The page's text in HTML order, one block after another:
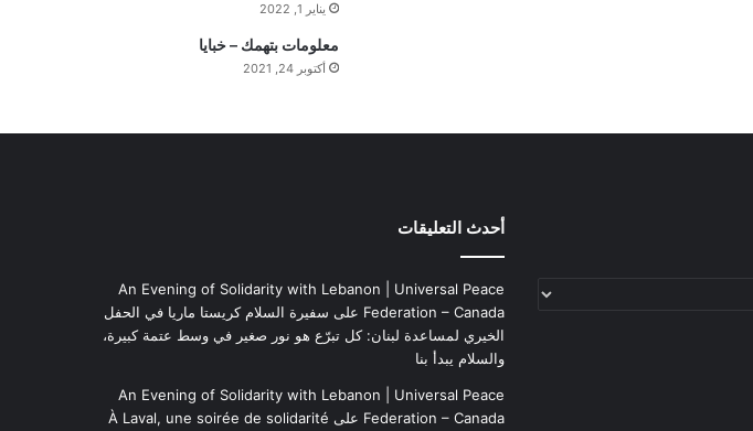
يناير 1, 2022
معلومات بتهمك – خبايا
أكتوبر 24, 2021
أحدث التعليقات
An Evening of Solidarity with Lebanon | Universal Peace
Federation – Canada على سفيرة السلام كريستا ماريا في الحفل
الخيري لمساعدة لبنان: كل تبرّع هو نور صغير في وسط عتمة كبيرة،
والسلام يبدأ بنا
An Evening of Solidarity with Lebanon | Universal Peace
Federation – Canada على À Laval, une soirée de solidarité